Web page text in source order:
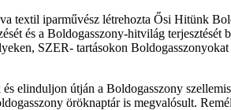
textil iparművész létrehozta Ősi Hitünk
és a Boldogasszony-hitvilág terjesztését
SZER- tartásokon
elinduljon útján a Boldogasszony
öröknaptár is megvalósult.